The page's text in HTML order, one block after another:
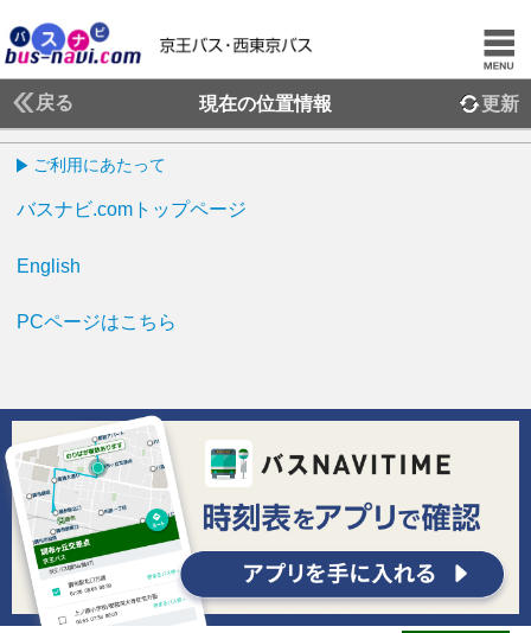
戻る 現在の位置情報 更新
ご利用にあたって
バスナビ.comトップページ
English
PCページはこちら